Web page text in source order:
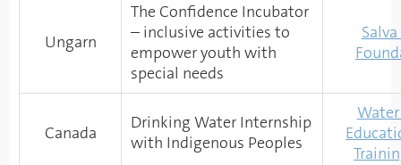
Ungarn
The Confidence Incubator
– inclusive activities to
empower youth with
special needs
Canada
Drinking Water Internship
with Indigenous Peoples